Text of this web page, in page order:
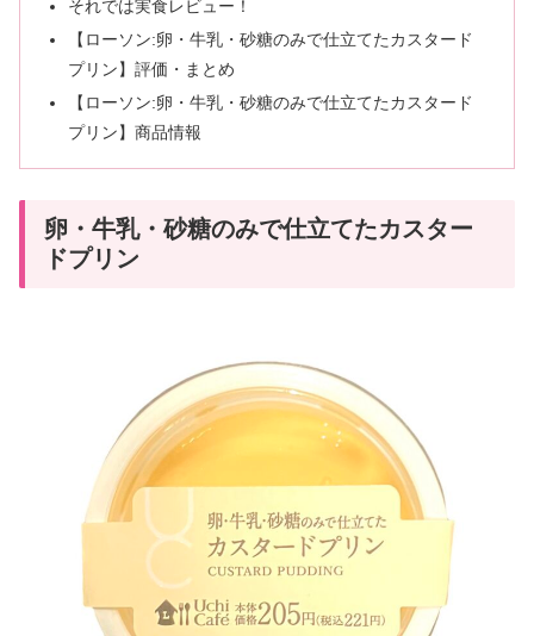
それでは実食レビュー！
【ローソン:卵・牛乳・砂糖のみで仕立てたカスタード
プリン】評価・まとめ
【ローソン:卵・牛乳・砂糖のみで仕立てたカスタード
プリン】商品情報
卵・牛乳・砂糖のみで仕立てたカスター
ドプリン